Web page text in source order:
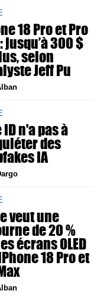
18 Pro et Pro
jusqu’à 300 $
selon
Jeff Pu
ID n'a pas à
des
IA
veut une
de 20 %
écrans OLED
18 Pro et